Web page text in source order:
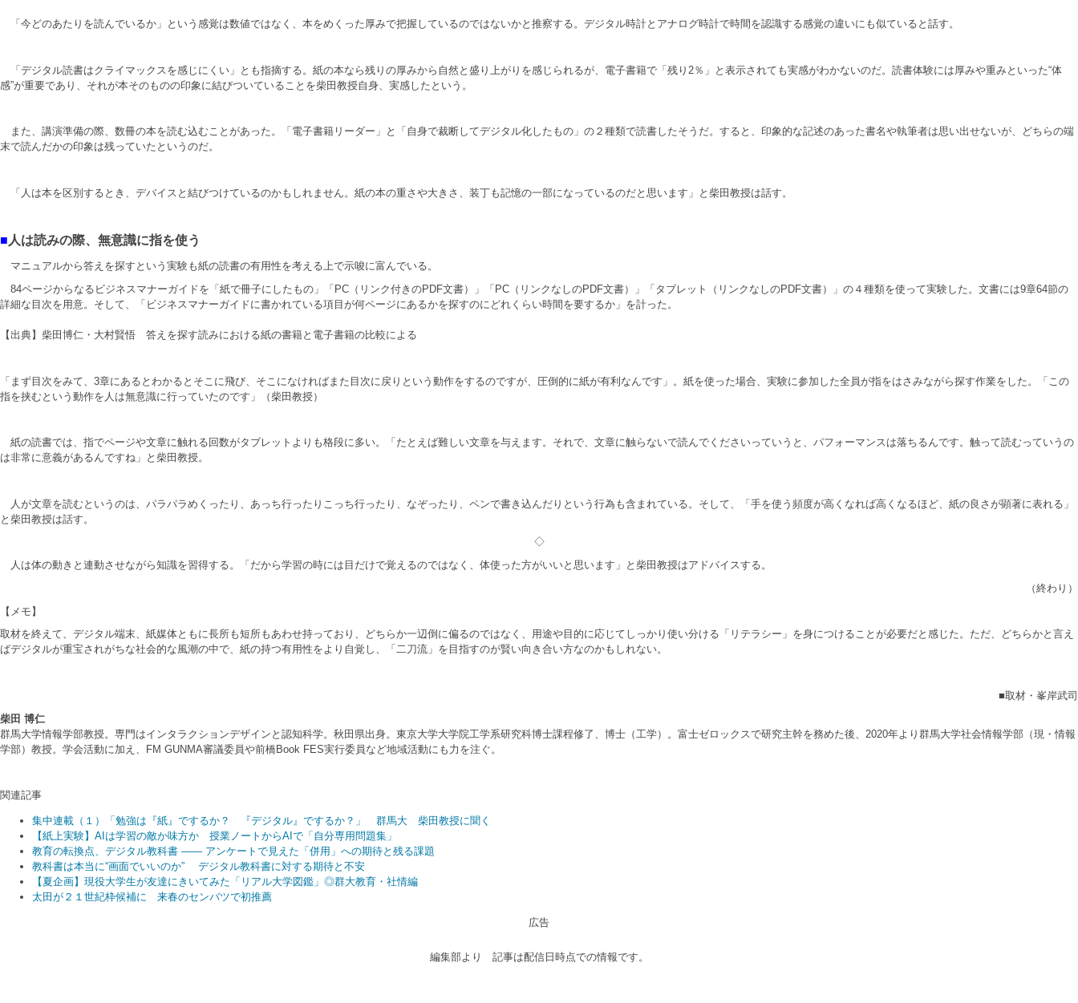
「今どのあたりを読んでいるか」という感覚は数値ではなく、本をめくった厚みで把握しているのではないかと推察する。デジタル時計とアナログ時計で時間を認識する感覚の違いにも似ていると話す。
「デジタル読書はクライマックスを感じにくい」とも指摘する。紙の本なら残りの厚みから自然と盛り上がりを感じられるが、電子書籍で「残り2％」と表示されても実感がわかないのだ。読書体験には厚みや重みといった“体
感”が重要であり、それが本そのものの印象に結びついていることを柴田教授自身、実感したという。
また、講演準備の際、数冊の本を読む込むことがあった。「電子書籍リーダー」と「自身で裁断してデジタル化したもの」の２種類で読書したそうだ。すると、印象的な記述のあった書名や執筆者は思い出せないが、どちらの端
末で読んだかの印象は残っていたというのだ。
「人は本を区別するとき、デバイスと結びつけているのかもしれません。紙の本の重さや大きさ、装丁も記憶の一部になっているのだと思います」と柴田教授は話す。
■ 人は読みの際、無意識に指を使う
マニュアルから答えを探すという実験も紙の読書の有用性を考える上で示唆に富んでいる。
84ページからなるビジネスマナーガイドを「紙で冊子にしたもの」「PC（リンク付きのPDF文書）」「PC（リンクなしのPDF文書）」「タブレット（リンクなしのPDF文書）」の４種類を使って実験した。文書には9章64節の
詳細な目次を用意。そして、「ビジネスマナーガイドに書かれている項目が何ページにあるかを探すのにどれくらい時間を要するか」を計った。
【出典】柴田博仁・大村賢悟 答えを探す読みにおける紙の書籍と電子書籍の比較による
「まず目次をみて、3章にあるとわかるとそこに飛び、そこになければまた目次に戻りという動作をするのですが、圧倒的に紙が有利なんです」。紙を使った場合、実験に参加した全員が指をはさみながら探す作業をした。「この
指を挟むという動作を人は無意識に行っていたのです」（柴田教授）
紙の読書では、指でページや文章に触れる回数がタブレットよりも格段に多い。「たとえば難しい文章を与えます。それで、文章に触らないで読んでくださいっていうと、パフォーマンスは落ちるんです。触って読むっていうの
は非常に意義があるんですね」と柴田教授。
人が文章を読むというのは、パラパラめくったり、あっち行ったりこっち行ったり、なぞったり、ペンで書き込んだりという行為も含まれている。そして、「手を使う頻度が高くなれば高くなるほど、紙の良さが顕著に表れる」
と柴田教授は話す。
◇
人は体の動きと連動させながら知識を習得する。「だから学習の時には目だけで覚えるのではなく、体使った方がいいと思います」と柴田教授はアドバイスする。
（終わり）
【メモ】
取材を終えて、デジタル端末、紙媒体ともに長所も短所もあわせ持っており、どちらか一辺倒に偏るのではなく、用途や目的に応じてしっかり使い分ける「リテラシー」を身につけることが必要だと感じた。ただ、どちらかと言え
ばデジタルが重宝されがちな社会的な風潮の中で、紙の持つ有用性をより自覚し、「二刀流」を目指すのが賢い向き合い方なのかもしれない。
■取材・峯岸武司
柴田 博仁
群馬大学情報学部教授。専門はインタラクションデザインと認知科学。秋田県出身。東京大学大学院工学系研究科博士課程修了、博士（工学）。富士ゼロックスで研究主幹を務めた後、2020年より群馬大学社会情報学部（現・情報
学部）教授。学会活動に加え、FM GUNMA審議委員や前橋Book FES実行委員など地域活動にも力を注ぐ。
関連記事
集中連載（１）「勉強は『紙』でするか？ 『デジタル』でするか？」 群馬大 柴田教授に聞く
【紙上実験】AIは学習の敵か味方か 授業ノートからAIで「自分専用問題集」
教育の転換点、デジタル教科書 —— アンケートで見えた「併用」への期待と残る課題
教科書は本当に“画面でいいのか” デジタル教科書に対する期待と不安
【夏企画】現役大学生が友達にきいてみた「リアル大学図鑑」◎群大教育・社情編
太田が２１世紀枠候補に 来春のセンバツで初推薦
広告
編集部より 記事は配信日時点での情報です。